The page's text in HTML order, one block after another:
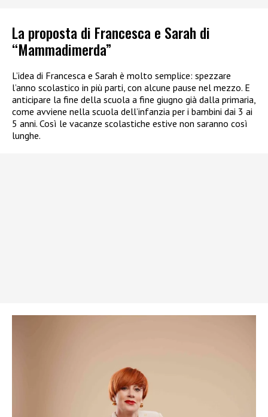
La proposta di Francesca e Sarah di
“Mammadimerda”
L’idea di Francesca e Sarah è molto semplice: spezzare
l’anno scolastico in più parti, con alcune pause nel mezzo. E
anticipare la fine della scuola a fine giugno già dalla primaria,
come avviene nella scuola dell’infanzia per i bambini dai 3 ai
5 anni. Così le vacanze scolastiche estive non saranno così
lunghe.